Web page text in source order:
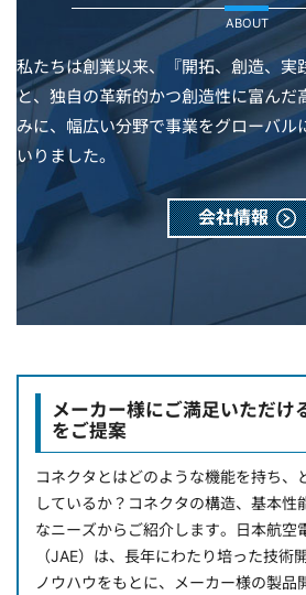
ABOUT
私たちは創業以来、『開拓、創造、実
と、独自の革新的かつ創造性に富んだ
みに、幅広い分野で事業をグローバル
いりました。
会社情報
メーカー様にご満足いただけ
をご提案
コネクタとはどのような機能を持ち、
しているか？コネクタの構造、基本性
なニーズからご紹介します。日本航空
（JAE）は、長年にわたり培った技術
ノウハウをもとに、メーカー様の製品